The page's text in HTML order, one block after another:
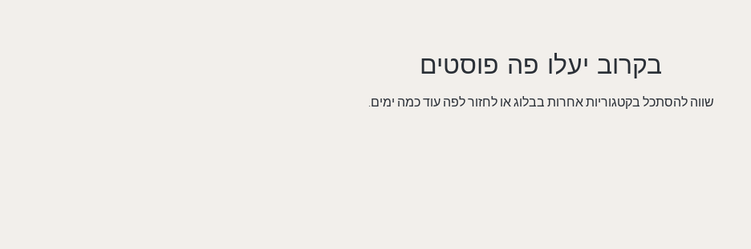
בקרוב יעלו פה פוסטים
שווה להסתכל בקטגוריות אחרות בבלוג או לחזור לפה עוד כמה ימים.